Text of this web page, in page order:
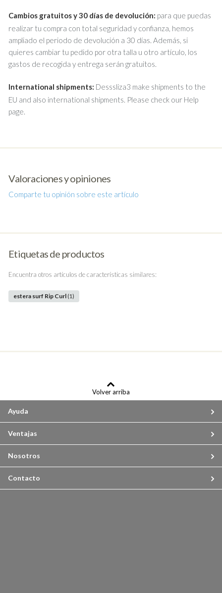
Cambios gratuitos y 30 días de devolución: para que puedas
realizar tu compra con total seguridad y confianza, hemos
ampliado el periodo de devolución a 30 días. Además, si
quieres cambiar tu pedido por otra talla u otro artículo, los
gastos de recogida y entrega serán gratuitos.
International shipments: Desssliza3 make shipments to the
EU and also international shipments. Please check our Help
page.
Valoraciones y opiniones
Comparte tu opinión sobre este artículo
Etiquetas de productos
Encuentra otros artículos de características similares:
estera surf Rip Curl (1)
Volver arriba
Ayuda
Ventajas
Nosotros
Contacto